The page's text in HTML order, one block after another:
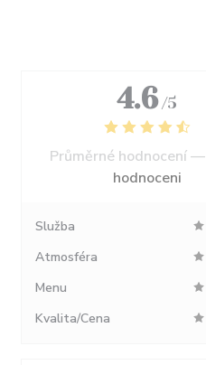
4.6 /5
Průměrné hodnocení —
hodnoceni
Služba
Atmosféra
Menu
Kvalita/Cena